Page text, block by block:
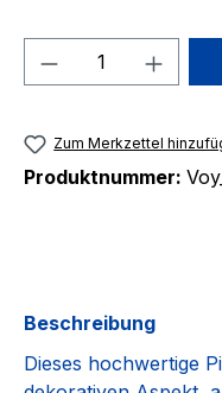
Produkt
Zum Merkzettel
Produktnummer:
Beschreibung
Dieses hochwertige